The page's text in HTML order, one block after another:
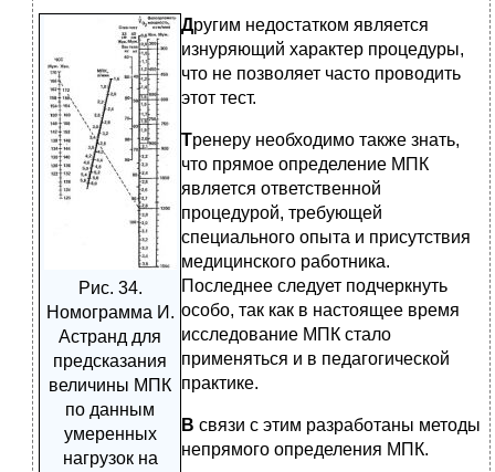
Рис. 34.
Номограмма И.
Астранд для
предсказания
величины МПК
по данным
умеренных
нагрузок на
Другим недостатком является
изнуряющий характер процедуры,
что не позволяет часто проводить
этот тест.
Тренеру необходимо также знать,
что прямое определение МПК
является ответственной
процедурой, требующей
специального опыта и присутствия
медицинского работника.
Последнее следует подчеркнуть
особо, так как в настоящее время
исследование МПК стало
применяться и в педагогической
практике.
В связи с этим разработаны методы
непрямого определения МПК.